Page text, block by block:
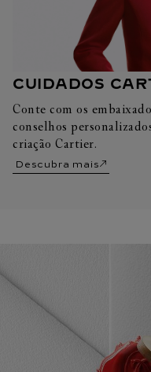
CUIDADOS
Conte com os
conselhos
criação Cartier.
Descubra mais